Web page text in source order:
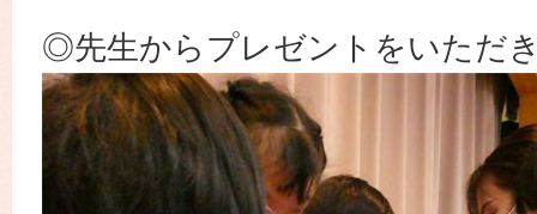
◎先生からプレゼントをいただ